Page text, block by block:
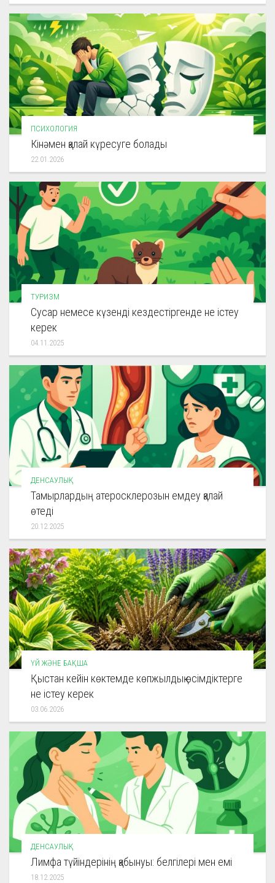
ПСИХОЛОГИЯ
Кінәмен қалай күресуге болады
22.01.2026
ТУРИЗМ
Сусар немесе күзенді кездестіргенде не істеу
керек
04.11.2025
ДЕНСАУЛЫҚ
Тамырлардың атеросклерозын емдеу қалай
өтеді
20.12.2025
ҮЙ ЖӘНЕ БАҚША
Қыстан кейін көктемде көпжылдық өсімдіктерге
не істеу керек
03.06.2026
ДЕНСАУЛЫҚ
Лимфа түйіндерінің қабынуы: белгілері мен емі
18.12.2025